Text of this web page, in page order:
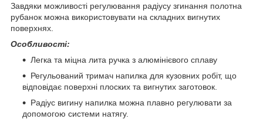
Завдяки можливості регулювання радіусу згинання полотна
рубанок можна використовувати на складних вигнутих
поверхнях.
Особливості:
Легка та міцна лита ручка з алюмінієвого сплаву
Регульований тримач напилка для кузовних робіт, що
відповідає поверхні плоских та вигнутих заготовок.
Радіус вигину напилка можна плавно регулювати за
допомогою системи натягу.